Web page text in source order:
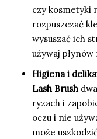
czy kosmetyki
rozpuszczać
wysuszać ich
używaj
Higiena i
Lash Brush
ryzach i
oczu i nie
może